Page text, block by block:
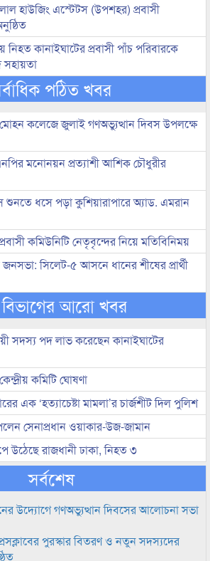
হাউজিং এস্টেটস (উপশহর) প্রবাসী
কানাইঘাটের প্রবাসী পাঁচ পরিবারকে
পঠিত খবর
কলেজে জুলাই গণঅভ্যুত্থান দিবস উপলক্ষে
মনোনয়ন প্রত্যাশী আশিক চৌধুরীর
শুনতে ধসে পড়া কুশিয়ারাপারে অ্যাড. এমরান
কমিউনিটি নেতৃবৃন্দের নিয়ে মতিবিনিময়
সিলেট-৫ আসনে ধানের শীষের প্রার্থী
আরো খবর
সদস্য পদ লাভ করেছেন কানাইঘাটের
কমিটি ঘোষণা
এক ‘হত্যাচেষ্টা মামলা’র চার্জশীট দিল পুলিশ
সেনাপ্রধান ওয়াকার-উজ-জামান
উঠেছে রাজধানী ঢাকা, নিহত ৩
সর্বশেষ
উদ্যোগে গণঅভ্যুত্থান দিবসের আলোচনা সভা
পুরস্কার বিতরণ ও নতুন সদস্যদের